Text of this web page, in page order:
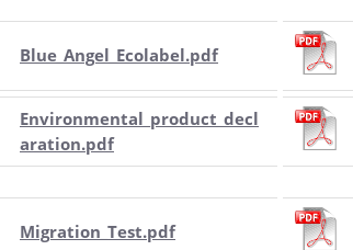
Blue_Angel_Ecolabel.pdf
Environmental_product_decl
aration.pdf
Migration_Test.pdf